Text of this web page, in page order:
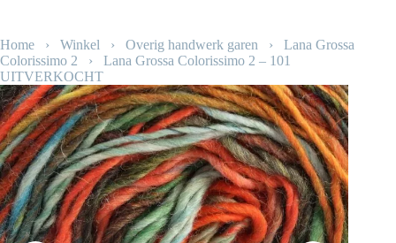
Home › Winkel › Overig handwerk garen › Lana Grossa
Colorissimo 2 › Lana Grossa Colorissimo 2 – 101
UITVERKOCHT